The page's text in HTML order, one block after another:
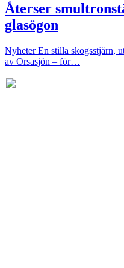
Återser
glasögon
Nyheter En stilla skogsstjärn,
av Orsasjön – för…